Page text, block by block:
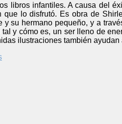
libros infantiles. A causa del
que lo disfrutó. Es obra de
su hermano pequeño, y a
y cómo es, un ser lleno de
ilustraciones también ayudan